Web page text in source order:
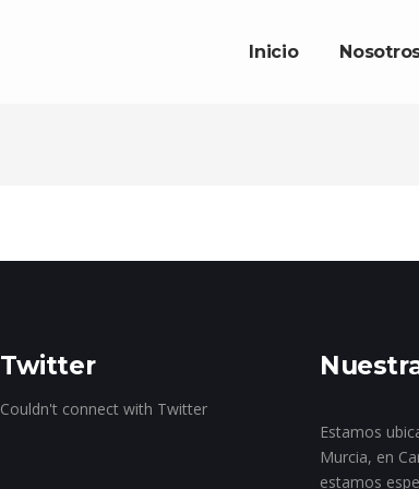
Inicio
Twitter
Couldn't connect with Twitter
Estamos
Murcia, en
estamos